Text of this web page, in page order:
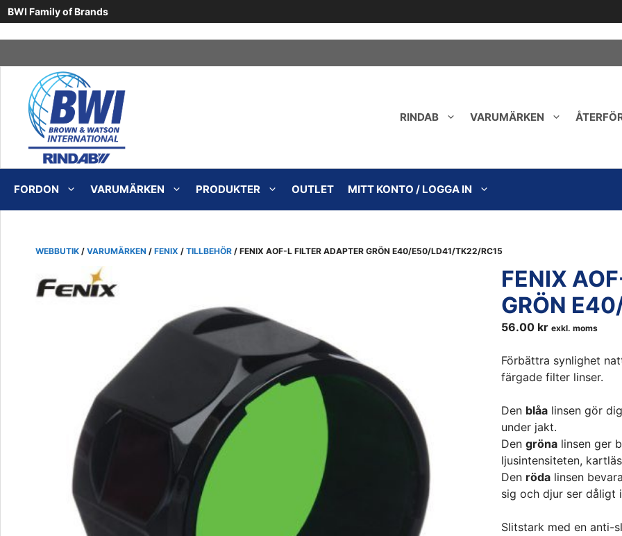
BWI Family of Brands
to
content
RINDAB VARUMÄRKEN
FORDON VARUMÄRKEN PRODUKTER OUTLET MITT KONTO / LOGGA IN
WEBBUTIK / VARUMÄRKEN / FENIX / TILLBEHÖR / FENIX AOF-L FILTER ADAPTER GRÖN E40/E50/LD41/TK22/RC15
FENIX
GRÖN
56.00 kr exkl. moms
Förbättra synlighet
färgade filter linser.
Den blåalinsen gör
under jakt.
Den grönalinsen ger
ljusintensiteten,
Den rödalinsen
sig och djur ser dåligt
Slitstark med en anti-